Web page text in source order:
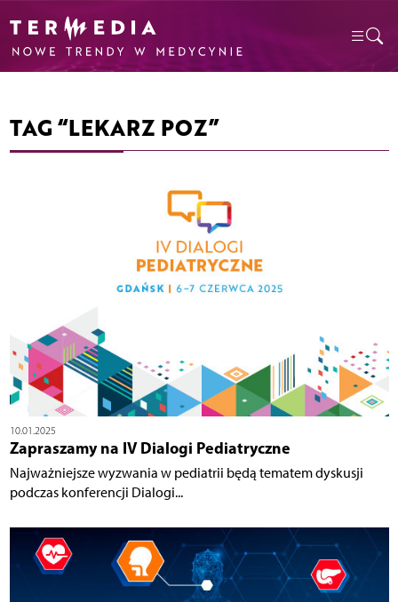
TAG “LEKARZ POZ”
10.01.2025
Zapraszamy na IV Dialogi Pediatryczne
Najważniejsze wyzwania w pediatrii będą tematem dyskusji
podczas konferencji Dialogi...